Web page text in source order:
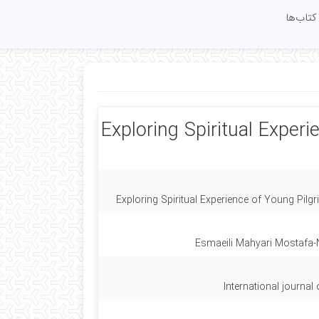
کتاب‌ها
Exploring Spiritual
Exploring Spiritual Experience of Young
Esmaeili Mahyari
International journal